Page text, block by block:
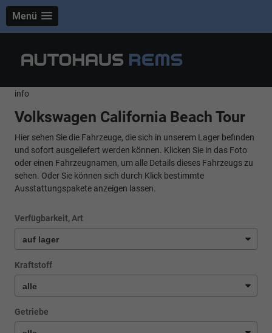
Menü
info
Volkswagen California Beach Tour
Hier sehen Sie die Fahrzeuge, die sich in unserem Lager befinden
und sofort ausgeliefert werden können. Klicken Sie in das Foto
oder einen Fahrzeugnamen, um alle Details dieses Fahrzeugs zu
sehen. Oder Sie können sich durch Klick bestimmte
Ausstattungspakete anzeigen lassen.
Verfügbarkeit, Art
Kraftstoff
Getriebe